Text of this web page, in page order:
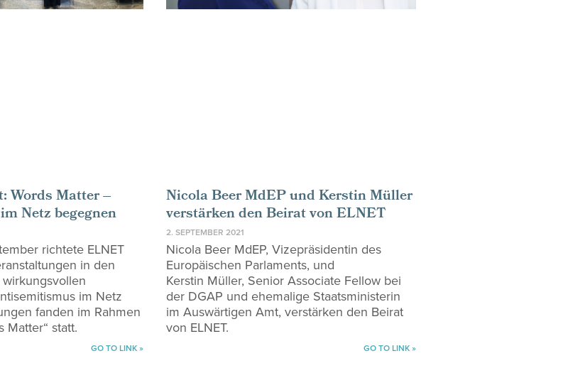
Words Matter –
Netz begegnen
richtete ELNET
in den
im Netz
fanden im Rahmen
Matter“ statt.
GO TO LINK »
Nicola Beer MdEP und Kerstin Müller
verstärken den Beirat von ELNET
2. SEPTEMBER 2021
Nicola Beer MdEP, Vizepräsidentin des
Europäischen Parlaments, und
Kerstin Müller, Senior Associate Fellow bei
der DGAP und ehemalige Staatsministerin
im Auswärtigen Amt, verstärken den Beirat
von ELNET.
GO TO LINK »